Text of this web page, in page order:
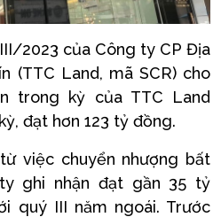
2023 của Công ty CP Địa
(TTC Land, mã SCR) cho
trong kỳ của TTC Land
đạt hơn 123 tỷ đồng.
việc chuyển nhượng bất
ghi nhận đạt gần 35 tỷ
quý III năm ngoái. Trước